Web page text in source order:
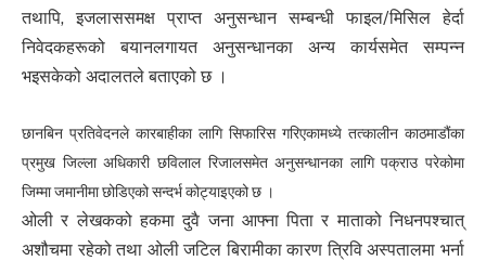
तथापि, इजलाससमक्ष प्राप्त अनुसन्धान सम्बन्धी फाइल/मिसिल हेर्दा
निवेदकहरूको बयानलगायत अनुसन्धानका अन्य कार्यसमेत सम्पन्न
भइसकेको अदालतले बताएको छ ।
छानबिन प्रतिवेदनले कारबाहीका लागि सिफारिस गरिएकामध्ये तत्कालीन काठमाडौंका
प्रमुख जिल्ला अधिकारी छविलाल रिजालसमेत अनुसन्धानका लागि पक्राउ परेकोमा
जिम्मा जमानीमा छोडिएको सन्दर्भ कोट्याइएको छ ।
ओली र लेखकको हकमा दुवै जना आफ्ना पिता र माताको निधनपश्चात्
अशौचमा रहेको तथा ओली जटिल बिरामीका कारण त्रिवि अस्पतालमा भर्ना